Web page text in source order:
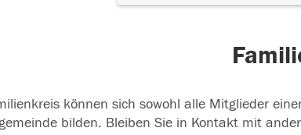
können sich sowohl alle Mitglieder
bilden. Bleiben Sie in Kontakt mit